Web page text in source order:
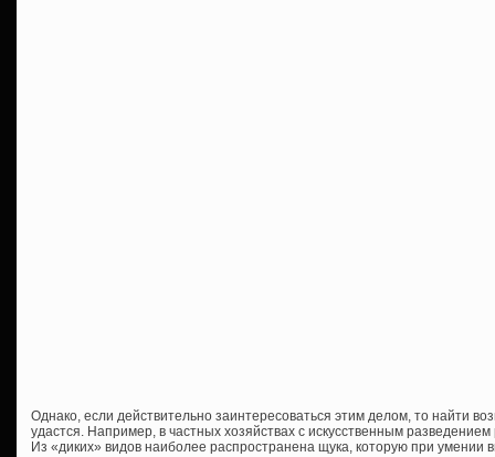
Однако, если действительно заинтересоваться этим делом, то найти
удастся. Например, в частных хозяйствах с искусственным
Из «диких» видов наиболее распространена щука, которую при умении